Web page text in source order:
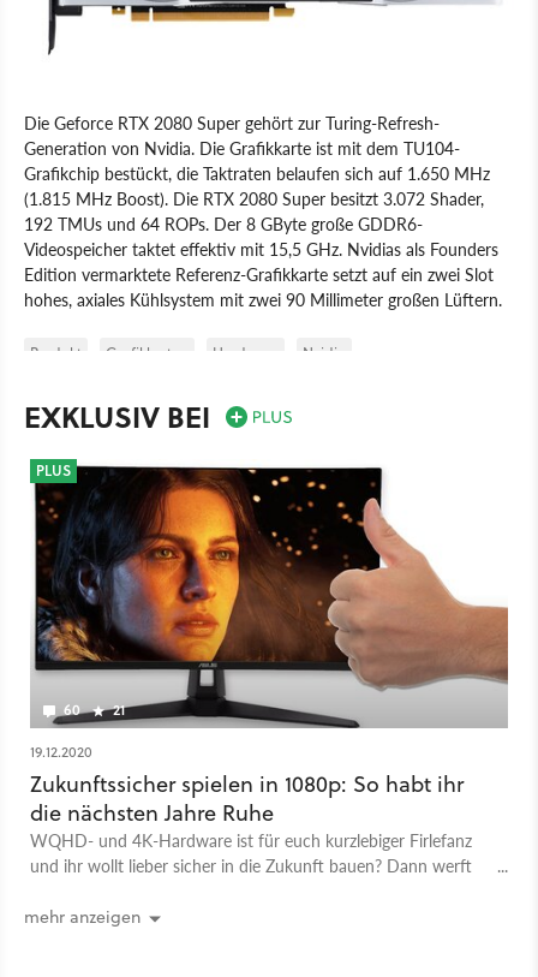
Die Geforce RTX 2080 Super gehört zur Turing-Refresh-
Generation von Nvidia. Die Grafikkarte ist mit dem TU104-
Grafikchip bestückt, die Taktraten belaufen sich auf 1.650 MHz
(1.815 MHz Boost). Die RTX 2080 Super besitzt 3.072 Shader,
192 TMUs und 64 ROPs. Der 8 GByte große GDDR6-
Videospeicher taktet effektiv mit 15,5 GHz. Nvidias als Founders
Edition vermarktete Referenz-Grafikkarte setzt auf ein zwei Slot
hohes, axiales Kühlsystem mit zwei 90 Millimeter großen Lüftern.
Produkt Grafikkarten Hardware Nvidia
EXKLUSIV BEI
60 21
PLUS
19.12.2020
Zukunftssicher spielen in 1080p: So habt ihr
die nächsten Jahre Ruhe
WQHD- und 4K-Hardware ist für euch kurzlebiger Firlefanz
und ihr wollt lieber sicher in die Zukunft bauen? Dann werft
mehr anzeigen